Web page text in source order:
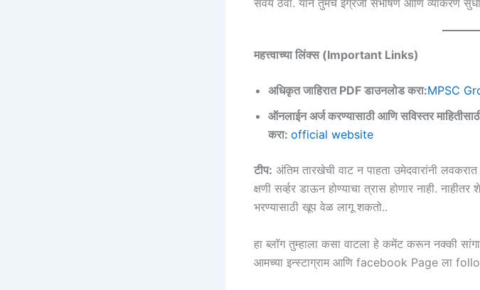
महत्त्वाच्या लिंक्स (Important Links)
अधिकृत जाहिरात PDF डाउनलोड करा:MPSC
ऑनलाईन अर्ज करण्यासाठी आणि सविस्तर
करा: official website
टीप: अंतिम तारखेची वाट न पाहता उमेदवारांनी
क्षणी सर्व्हर डाऊन होण्याचा त्रास होणार नाही.
भरण्यासाठी खूप वेळ लागू शकतो..
हा ब्लॉग तुम्हाला कसा वाटला हे कमेंट करून नक्की
आमच्या इन्स्टाग्राम आणि facebook Page ला